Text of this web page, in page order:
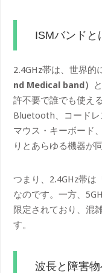
ISMバンドと
2.4GHz帯は、世界的
nd Medical band）
許不要で誰でも使え
Bluetooth、コードレ
マウス・キーボード
りとあらゆる機器が
つまり、2.4GHz帯は
なのです。一方、
限定されており、混
す。
波長と障害